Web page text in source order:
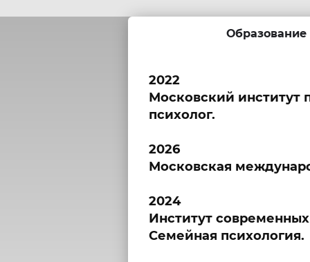
Образование
2022
Московский институт
психолог.
2026
Московская
2024
Институт
Семейная психология.